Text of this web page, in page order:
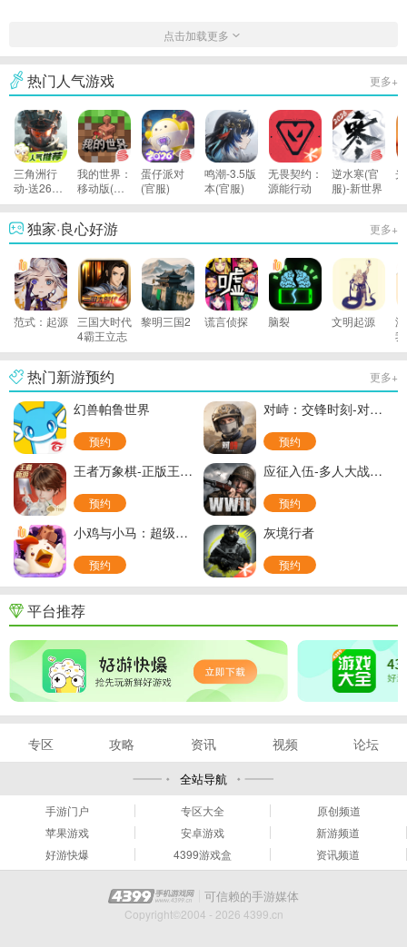
点击加载更多
热门人气游戏 更多+
三角洲行
动-送2600
限时三角券
我的世界：
移动版(官
服)
蛋仔派对
(官服)
鸣潮-3.5版
本(官服)
无畏契约：
源能行动
逆水寒(官
服)-新世界
独家·良心好游 更多+
范式：起源
三国大时代
4霸王立志
黎明三国2 谎言侦探 脑裂 文明起源
雄
热门新游预约 更多+
幻兽帕鲁世界
预约
对峙：交锋时刻-对峙2国服
预约
王者万象棋-正版王者英雄自走棋
预约
应征入伍-多人大战场射击
预约
小鸡与小马：超级派对-超级鸡马
预约
灰境行者
预约
平台推荐
专区 攻略 资讯 视频 论坛
全站导航
手游门户 专区大全
原创频道
苹果游戏
安卓游戏
新游频道
好游快爆
4399游戏盒 资讯频道
可信赖的手游媒体
Copyright©2004 - 2026 4399.cn